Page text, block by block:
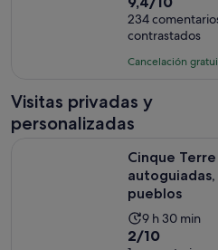
duración
de
la
actividad
de
15 minutos
sobre
10
con
comentarios
234
contrastados
Cancelación
Visitas privadas y
personalizadas
Cinque
pueblos
La
duración
9 h 30 min
2.0
2/10